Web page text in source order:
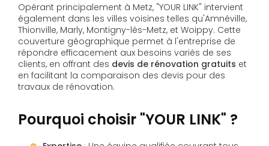
Opérant principalement à Metz, "YOUR LINK" intervient
également dans les villes voisines telles qu'Amnéville,
Thionville, Marly, Montigny-lès-Metz, et Woippy. Cette
couverture géographique permet à l'entreprise de
répondre efficacement aux besoins variés de ses
clients, en offrant des devis de rénovation gratuits et
en facilitant la comparaison des devis pour des
travaux de rénovation.
Pourquoi choisir "YOUR LINK" ?